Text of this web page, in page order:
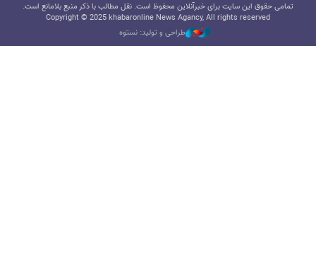
تمامی حقوق این سایت برای خبرآنلاین محفوظ است. نقل مطالب با ذکر منبع بلامانع است.
Copyright © 2025 khabaronline News Agancy, All rights reserved
طراحی و تولید: نستوه